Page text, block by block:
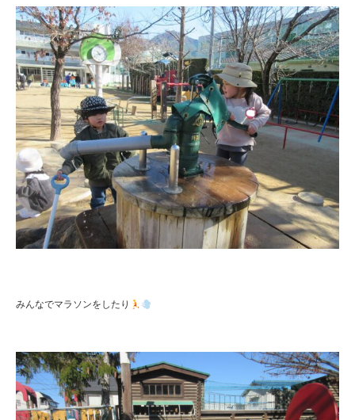
校
法
人
住
田
学
園
みんなでマラソンをしたり